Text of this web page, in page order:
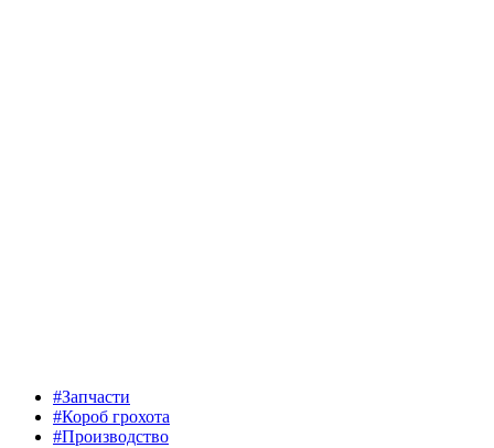
#Запчасти
#Короб грохота
#Производство